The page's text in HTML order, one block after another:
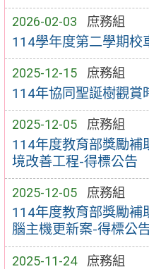
2026-02-03 庶務組
114學年度第二學期校
2025-12-15 庶務組
114年協同聖誕樹觀賞
2025-12-05 庶務組
114年度教育部獎勵補
境改善工程-得標公告
2025-12-05 庶務組
114年度教育部獎勵補
腦主機更新案-得標公
2025-11-24 庶務組